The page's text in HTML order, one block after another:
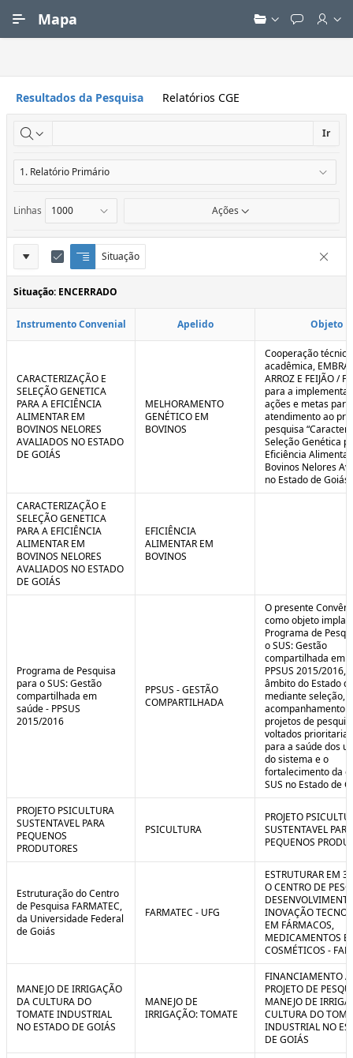
Mapa
Resultados da Pesquisa Relatórios CGE
Ir
Linhas Ações
Definições
do
Relatório
Situação
Q
u
e
b
a
o
n
l
t
u
o
E
d
i
t
r
t
r
r
Situação: ENCERRADO
Instrumento Convenial Apelido Objeto
CARACTERIZAÇÃO E
SELEÇÃO GENETICA
PARA A EFICIÊNCIA
ALIMENTAR EM
BOVINOS NELORES
AVALIADOS NO ESTADO
DE GOIÁS
MELHORAMENTO
GENÉTICO EM
BOVINOS
Cooperação
acadêmica,
ARROZ E FEIJÃO /
para a
ações e metas
atendimento ao
pesquisa
Seleção Genética
Eficiência
Bovinos Nelores
no Estado de
CARACTERIZAÇÃO E
SELEÇÃO GENETICA
PARA A EFICIÊNCIA
ALIMENTAR EM
BOVINOS NELORES
AVALIADOS NO ESTADO
DE GOIÁS
EFICIÊNCIA
ALIMENTAR EM
BOVINOS
Programa de Pesquisa
para o SUS: Gestão
compartilhada em
saúde - PPSUS
2015/2016
PPSUS - GESTÃO
COMPARTILHADA
O presente
como objeto
Programa de
o SUS: Gestão
compartilhada em
PPSUS 2015/2016,
âmbito do Estado
mediante seleção,
acompanhamento
projetos de
voltados
para a saúde dos
do sistema e o
fortalecimento da
SUS no Estado de
PROJETO PSICULTURA
SUSTENTAVEL PARA
PEQUENOS
PRODUTORES
PSICULTURA
PROJETO
SUSTENTAVEL PARA
PEQUENOS
Estruturação do Centro
de Pesquisa FARMATEC,
da Universidade Federal
de Goiás
FARMATEC - UFG
ESTRUTURAR EM
O CENTRO DE
INOVAÇÃO
EM FÁRMACOS,
MEDICAMENTOS E
COSMÉTICOS -
MANEJO DE IRRIGAÇÃO
DA CULTURA DO
TOMATE INDUSTRIAL
NO ESTADO DE GOIÁS
MANEJO DE
IRRIGAÇÃO: TOMATE
FINANCIAMENTO
PROJETO DE
MANEJO DE
CULTURA DO
INDUSTRIAL NO
DE GOIÁS